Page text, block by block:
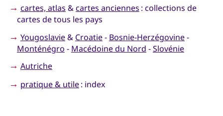
→ cartes, atlas &cartes anciennes : collections de
cartes de tous les pays
→ Yougoslavie& Croatie- Bosnie-Herzégovine-
Monténégro - Macédoine du Nord -Slovénie
→ Autriche
→ pratique & utile: index